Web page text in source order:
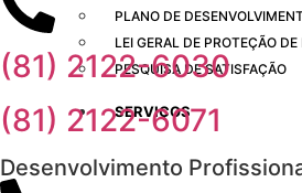
PLANO DE
LEI GERAL DE PROTEÇÃO DE
PESQUISA DE SATISFAÇÃO
SERVIÇOS
(81) 2122-6030
(81) 2122-6071
Desenvolvimento